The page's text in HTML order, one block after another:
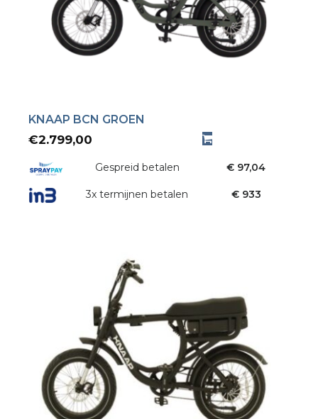
KNAAP BCN GROEN
€2.799,00
Gespreid betalen € 97,04
3x termijnen betalen € 933